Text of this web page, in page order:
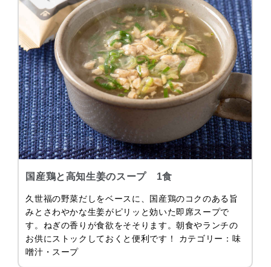
国産鶏と高知生姜のスープ 1食
久世福の野菜だしをベースに、国産鶏のコクのある旨
みとさわやかな生姜がピリッと効いた即席スープで
す。ねぎの香りが食欲をそそります。朝食やランチの
お供にストックしておくと便利です！ カテゴリー：味
噌汁・スープ